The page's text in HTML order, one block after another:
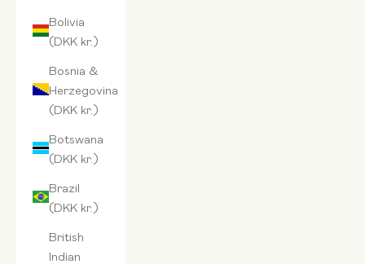
Bolivia
(DKK kr.)
Bosnia &
Herzegovina
(DKK kr.)
Botswana
(DKK kr.)
Brazil
(DKK kr.)
British
Indian